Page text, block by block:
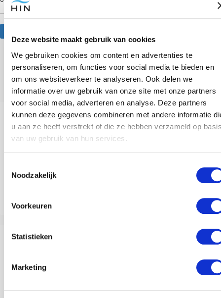
Deze website maakt gebruik van cookies
We gebruiken cookies om content en advertenties te
personaliseren, om functies voor social media te bieden en
om ons websiteverkeer te analyseren. Ook delen we
informatie over uw gebruik van onze site met onze partners
voor social media, adverteren en analyse. Deze partners
kunnen deze gegevens combineren met andere informatie
u aan ze heeft verstrekt of die ze hebben verzameld op
van uw gebruik van hun services.
Noodzakelijk
Voorkeuren
Statistieken
Marketing
Anderen bekeken ook
Lactose-intolerantie: Je brein heeft invloed